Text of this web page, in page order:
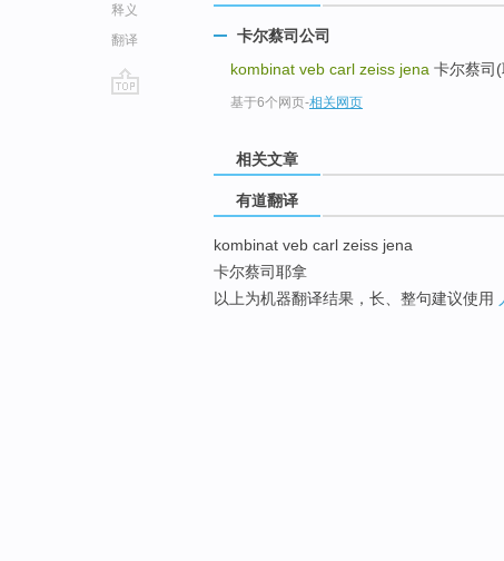
释义
翻译
卡尔蔡司公司
kombinat veb carl zeiss jena 卡尔蔡司
基于6个网页-相关网页
相关文章
有道翻译
kombinat veb carl zeiss jena
卡尔蔡司耶拿
以上为机器翻译结果，长、整句建议使用